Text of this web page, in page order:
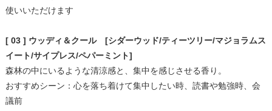
使いいただけます
[ 03 ] ウッディ＆クール [シダーウッド/ティーツリー/マジョラムス
イート/サイプレス/ペパーミント]
森林の中にいるような清涼感と、集中を感じさせる香り。
おすすめシーン：心を落ち着けて集中したい時、読書や勉強時、会
議前